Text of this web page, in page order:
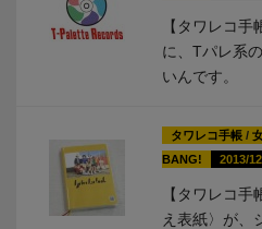
【タワレコ
に、Tパレ系
いんです。
タワレコ手帳 /
BANG!
2013/
【タワレコ
え表紙〉が、